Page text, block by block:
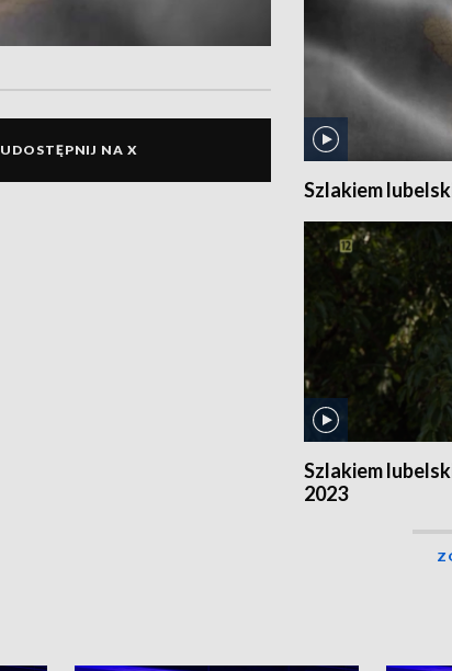
UDOSTĘPNIJ NA X
Szlakiem
Szlakiem
2023